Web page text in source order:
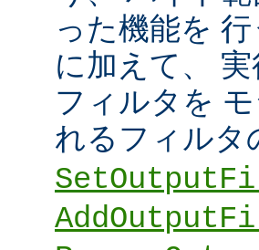
った機能を
に加えて、
フィルタを
れるフィル